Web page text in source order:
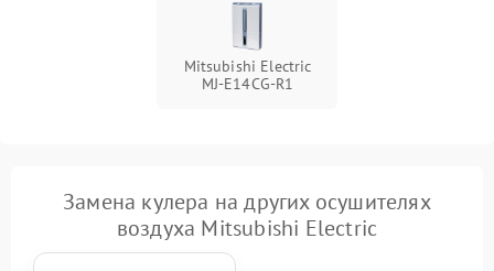
Mitsubishi Electric
MJ-E14CG-R1
Замена кулера на других осушителях
воздуха Mitsubishi Electric